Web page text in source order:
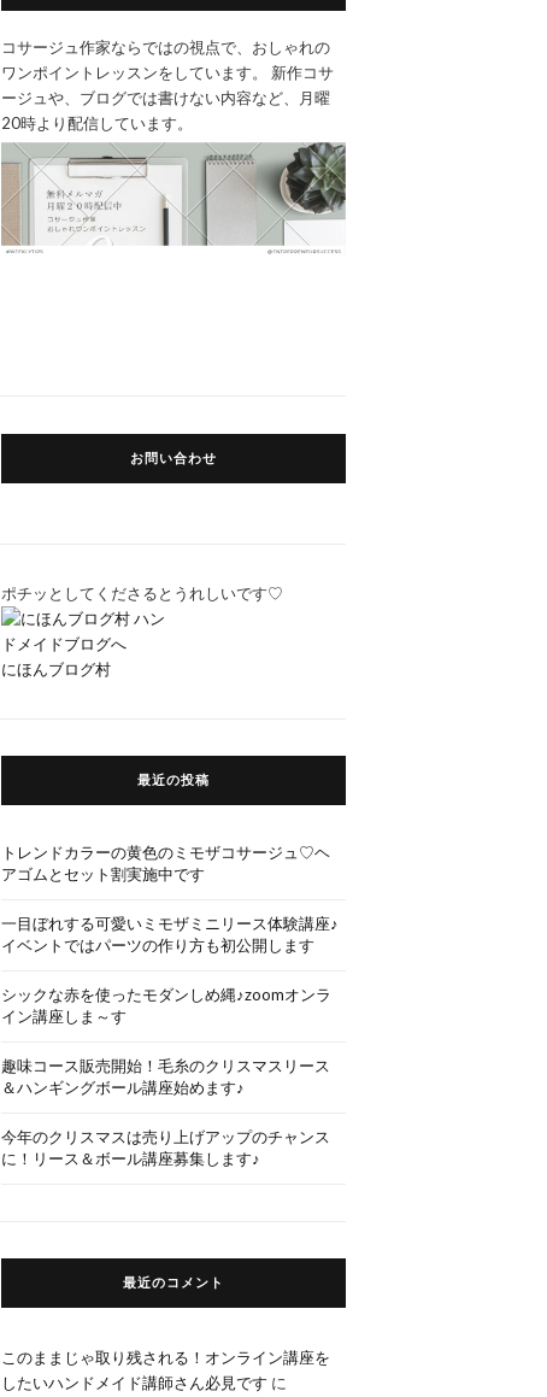
コサージュ作家ならではの視点で、おしゃれの
ワンポイントレッスンをしています。 新作コサ
ージュや、ブログでは書けない内容など、月曜
20時より配信しています。
お問い合わせ
ポチッとしてくださるとうれしいです♡
にほんブログ村
最近の投稿
トレンドカラーの黄色のミモザコサージュ♡ヘ
アゴムとセット割実施中です
一目ぼれする可愛いミモザミニリース体験講座♪
イベントではパーツの作り方も初公開します
シックな赤を使ったモダンしめ縄♪zoomオンラ
イン講座しま～す
趣味コース販売開始！毛糸のクリスマスリース
＆ハンギングボール講座始めます♪
今年のクリスマスは売り上げアップのチャンス
に！リース＆ボール講座募集します♪
最近のコメント
このままじゃ取り残される！オンライン講座を
したいハンドメイド講師さん必見です に